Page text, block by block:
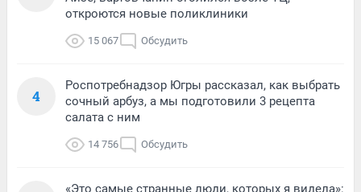
откроются новые поликлиники
15 067 Обсудить
4
Роспотребнадзор Югры рассказал, как выбрать
сочный арбуз, а мы подготовили 3 рецепта
салата с ним
14 756 Обсудить
«Это самые странные люди, которых я видела»: